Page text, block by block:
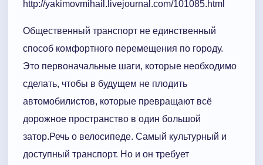
http://yakimovmihail.livejournal.com/101085.html
Общественный транспорт не единственный
способ комфортного перемещения по городу.
Это первоначальные шаги, которые необходимо
сделать, чтобы в будущем не плодить
автомобилистов, которые превращают всё
дорожное пространство в один большой
затор.Речь о велосипеде. Самый культурный и
доступный транспорт. Но и он требует